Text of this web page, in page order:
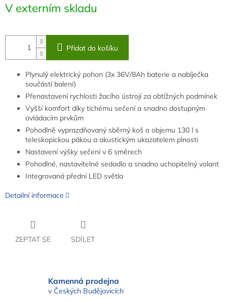
cena:
V externím skladu
Přidat do košíku
Plynulý elektrický pohon (3x 36V/8Ah baterie a nabíječka
součástí balení)
Přenastavení rychlosti žacího ústrojí za obtížných podmínek
Vyšší komfort díky tichému sečení a snadno dostupným
ovládacím prvkům
Pohodlně vyprazdňovaný sběrný koš o objemu 130 l s
teleskopickou pákou a akustickým ukazatelem plnosti
Nastavení výšky sečení v 6 směrech
Pohodlné, nastavitelné sedadlo a snadno uchopitelný volant
Integrovaná přední LED světla
Detailní informace
ZEPTAT SE SDÍLET
Kamenná prodejna
v Českých Budějovicích